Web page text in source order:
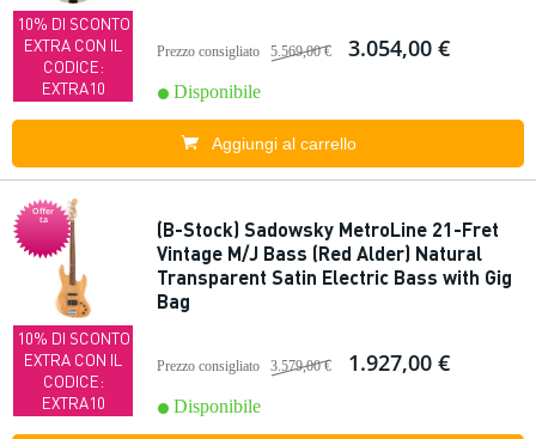
10% DI SCONTO
EXTRA CON IL
CODICE:
EXTRA10
Prezzo consigliato 5.569,00 € 3.054,00 €
Disponibile
Aggiungi al carrello
Offer
ta
10% DI SCONTO
EXTRA CON IL
CODICE:
EXTRA10
(B-Stock) Sadowsky MetroLine 21-Fret
Vintage M/J Bass (Red Alder) Natural
Transparent Satin Electric Bass with Gig
Bag
Prezzo consigliato 3.579,00 € 1.927,00 €
Disponibile